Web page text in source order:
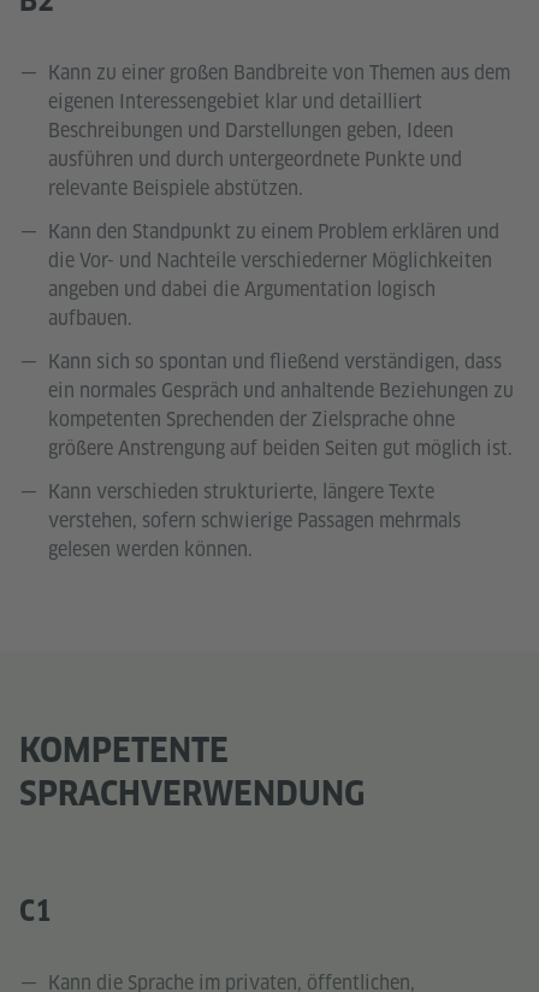
Kann zu einer großen Bandbreite von Themen aus dem
eigenen Interessengebiet klar und detailliert
Beschreibungen und Darstellungen geben, Ideen
ausführen und durch untergeordnete Punkte und
relevante Beispiele abstützen.
Kann den Standpunkt zu einem Problem erklären und
die Vor- und Nachteile verschiederner Möglichkeiten
angeben und dabei die Argumentation logisch
aufbauen.
Kann sich so spontan und fließend verständigen, dass
ein normales Gespräch und anhaltende Beziehungen zu
kompetenten Sprechenden der Zielsprache ohne
größere Anstrengung auf beiden Seiten gut möglich ist.
Kann verschieden strukturierte, längere Texte
verstehen, sofern schwierige Passagen mehrmals
gelesen werden können.
KOMPETENTE
SPRACHVERWENDUNG
C1
Kann die Sprache im privaten, öffentlichen,